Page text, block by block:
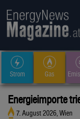
Strom Gas
Energieimporte
7. August 2026, Wien